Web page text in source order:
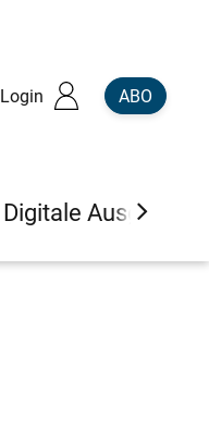
Login ABO
Digitale Ausgaben